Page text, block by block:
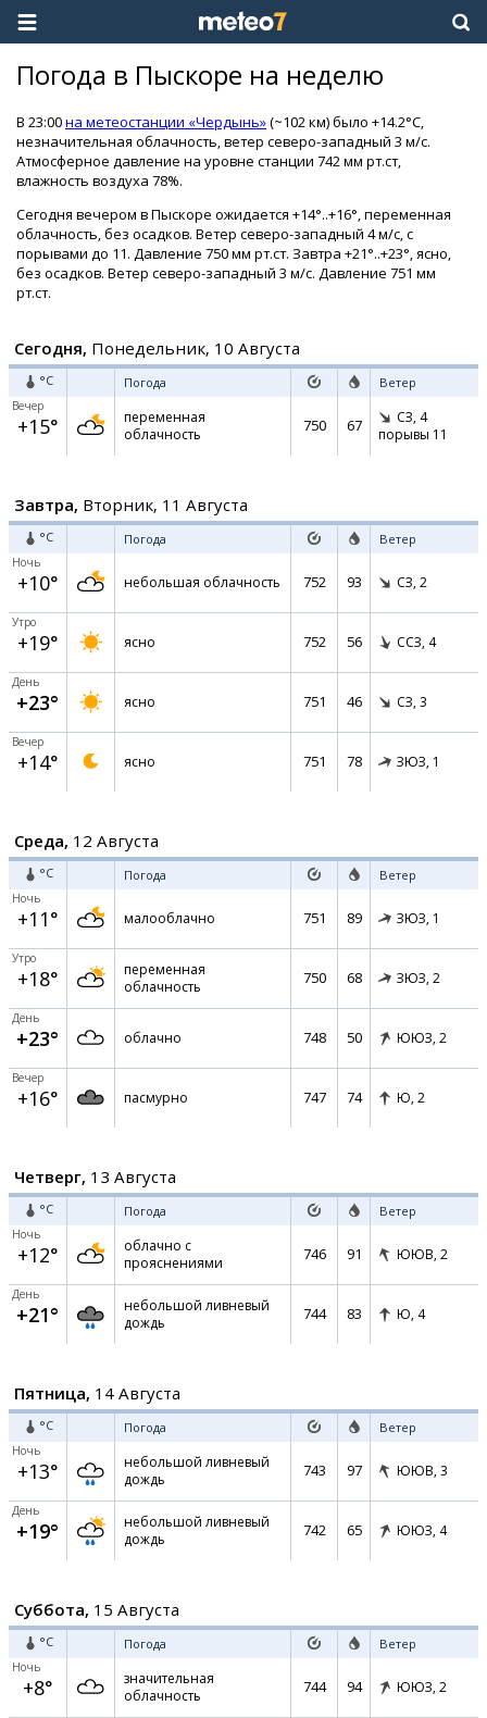
Погода в Пыскоре на неделю
В 23:00на метеостанции «Чердынь»(~102 км) было +14.2°C,
незначительная облачность, ветер северо-западный 3 м/с.
Атмосферное давление на уровне станции 742 мм рт.ст,
влажность воздуха 78%.
Сегодня вечером в Пыскоре ожидается +14°..+16°, переменная
облачность, без осадков. Ветер северо-западный 4 м/с, с
порывами до 11. Давление 750 мм рт.ст. Завтра +21°..+23°, ясно,
без осадков. Ветер северо-западный 3 м/с. Давление 751 мм
рт.ст.
Сегодня, Понедельник, 10 Августа
°C Погода Ветер
Вечер
+15°
переменная
облачность
750 67 СЗ, 4
порывы 11
Завтра, Вторник, 11 Августа
°C Погода Ветер
Ночь
+10° небольшая облачность 752 93 СЗ, 2
Утро
+19° ясно 752 56 ССЗ, 4
День
+23° ясно 751 46 СЗ, 3
Вечер
+14° ясно 751 78 ЗЮЗ, 1
Среда, 12 Августа
°C Погода Ветер
Ночь
+11° малооблачно 751 89 ЗЮЗ, 1
Утро
+18°
переменная
облачность
750 68 ЗЮЗ, 2
День
+23° облачно 748 50 ЮЮЗ, 2
Вечер
+16° пасмурно 747 74 Ю, 2
Четверг, 13 Августа
°C Погода Ветер
Ночь
+12°
облачно с
прояснениями
746 91 ЮЮВ, 2
День
+21°
небольшой ливневый
дождь
744 83 Ю, 4
Пятница, 14 Августа
°C Погода Ветер
Ночь
+13°
небольшой ливневый
дождь
743 97 ЮЮВ, 3
День
+19°
небольшой ливневый
дождь
742 65 ЮЮЗ, 4
Суббота, 15 Августа
°C Погода Ветер
Ночь
+8°
значительная
облачность
744 94 ЮЮЗ, 2